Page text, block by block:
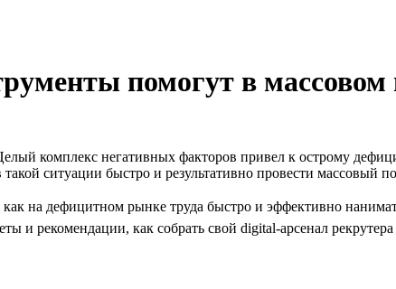
помогут в массовом
комплекс негативных факторов привел к острому
ситуации быстро и результативно провести массовый
на дефицитном рынке труда быстро и эффективно
и рекомендации, как собрать свой digital-арсенал